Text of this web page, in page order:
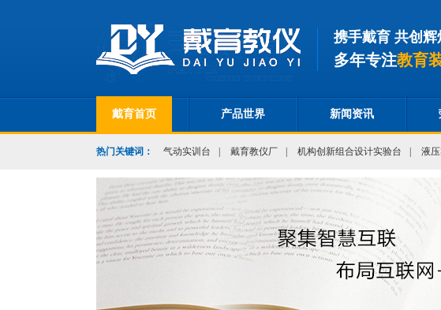
携手戴育 共创辉
多年专注教育
戴育首页 产品世界 新闻资讯
热门关键词： 气动实训台 戴育教仪厂 机构创新组合设计实验台 液